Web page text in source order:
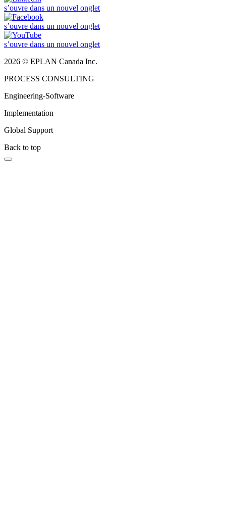
s’ouvre dans un nouvel onglet
s’ouvre dans un nouvel onglet
s’ouvre dans un nouvel onglet
2026 © EPLAN Canada Inc.
PROCESS CONSULTING
Engineering-Software
Implementation
Global Support
Back to top